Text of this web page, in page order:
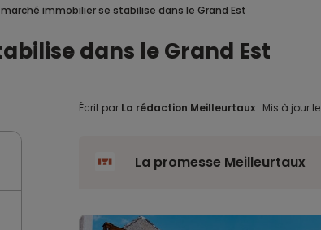
marché immobilier se stabilise dans le Grand Est
dans le Grand Est
Écrit par La rédaction Meilleurtaux . Mis à jour le
La promesse Meilleurtaux